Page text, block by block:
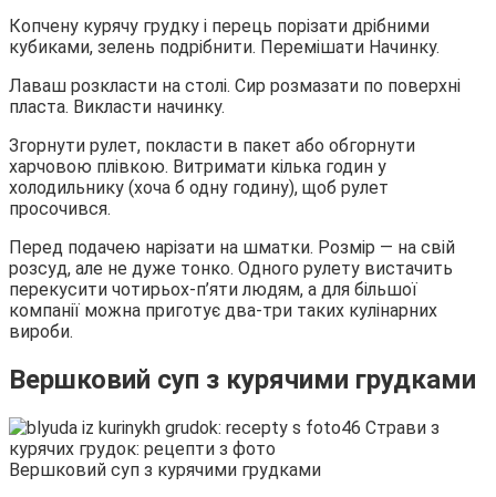
Копчену курячу грудку і перець порізати дрібними
кубиками, зелень подрібнити. Перемішати Начинку.
Лаваш розкласти на столі. Сир розмазати по поверхні
пласта. Викласти начинку.
Згорнути рулет, покласти в пакет або обгорнути
харчовою плівкою. Витримати кілька годин у
холодильнику (хоча б одну годину), щоб рулет
просочився.
Перед подачею нарізати на шматки. Розмір — на свій
розсуд, але не дуже тонко. Одного рулету вистачить
перекусити чотирьох-п’яти людям, а для більшої
компанії можна приготує два-три таких кулінарних
вироби.
Вершковий суп з курячими грудками
Вершковий суп з курячими грудками